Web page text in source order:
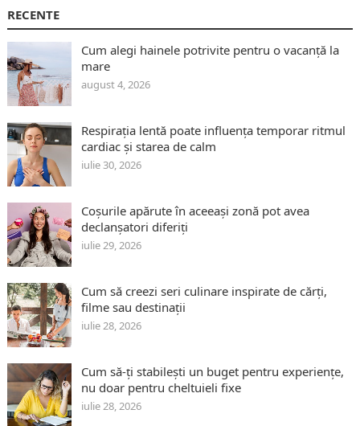
RECENTE
Cum alegi hainele potrivite pentru o vacanță la
mare
august 4, 2026
Respirația lentă poate influența temporar ritmul
cardiac și starea de calm
iulie 30, 2026
Coșurile apărute în aceeași zonă pot avea
declanșatori diferiți
iulie 29, 2026
Cum să creezi seri culinare inspirate de cărți,
filme sau destinații
iulie 28, 2026
Cum să-ți stabilești un buget pentru experiențe,
nu doar pentru cheltuieli fixe
iulie 28, 2026